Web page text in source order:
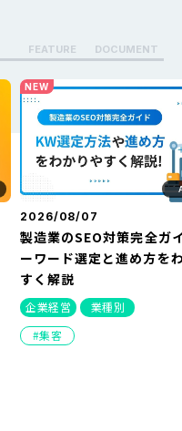
る？どうなる？見え方・
方・バレない方法を解説
FEATURE DOCUMENT
NEW
2026/08/07
製造業のSEO対策完全ガ
ーワード選定と進め方を
すく解説
企業経営
業種別
集客